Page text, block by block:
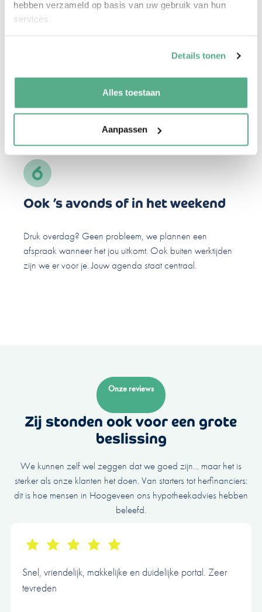
hebben verzameld op basis van uw gebruik van hun
services.
Details tonen
Alles toestaan
Aanpassen
We combineren gemak met menselijkheid. Veel kan
online, maar als het nodig is zitten we gewoon thuis bij je
Ook ’s avonds of in het weekend
Druk overdag? Geen probleem, we plannen een
afspraak wanneer het jou uitkomt. Ook buiten werktijden
zijn we er voor je. Jouw agenda staat centraal.
Onze reviews
Zij stonden ook voor een grote
beslissing
We kunnen zelf wel zeggen dat we goed zijn… maar het is
sterker als onze klanten het doen. Van starters tot herfinanciers:
dit is hoe mensen in Hoogeveen ons hypotheekadvies hebben
beleefd.
Snel, vriendelijk, makkelijke en duidelijke portal. Zeer
tevreden